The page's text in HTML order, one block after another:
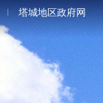
塔城地区政府网